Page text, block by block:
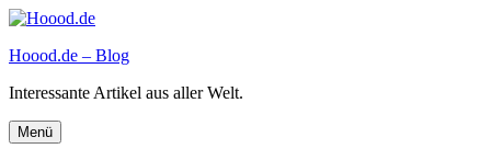
Zum
springen
Hoood.de – Blog
Interessante Artikel aus aller Welt.
Menü